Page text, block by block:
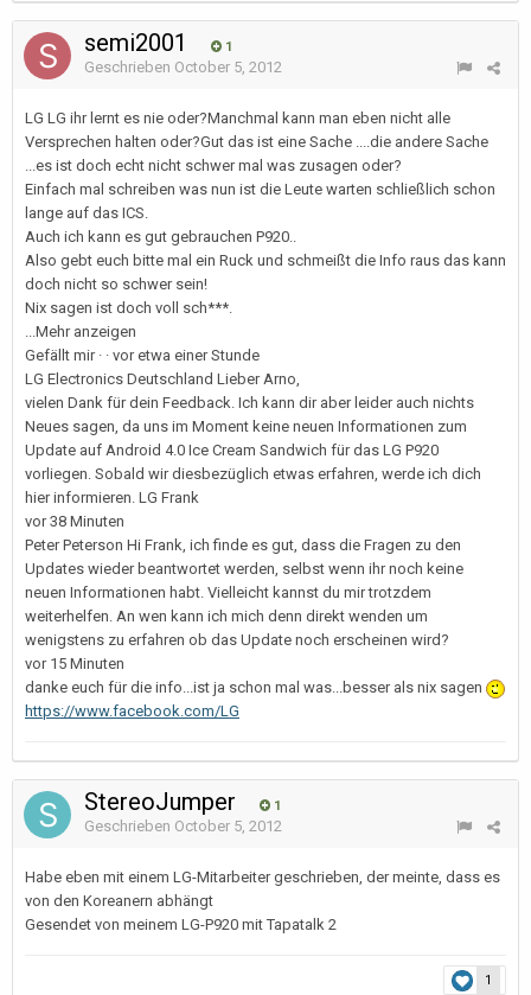
semi2001 1
Geschrieben October 5, 2012
LG LG ihr lernt es nie oder?Manchmal kann man eben nicht alle
Versprechen halten oder?Gut das ist eine Sache ....die andere Sache
...es ist doch echt nicht schwer mal was zusagen oder?
Einfach mal schreiben was nun ist die Leute warten schließlich schon
lange auf das ICS.
Auch ich kann es gut gebrauchen P920..
Also gebt euch bitte mal ein Ruck und schmeißt die Info raus das kann
doch nicht so schwer sein!
Nix sagen ist doch voll sch***.
...Mehr anzeigen
Gefällt mir · · vor etwa einer Stunde
LG Electronics Deutschland Lieber Arno,
vielen Dank für dein Feedback. Ich kann dir aber leider auch nichts
Neues sagen, da uns im Moment keine neuen Informationen zum
Update auf Android 4.0 Ice Cream Sandwich für das LG P920
vorliegen. Sobald wir diesbezüglich etwas erfahren, werde ich dich
hier informieren. LG Frank
vor 38 Minuten
Peter Peterson Hi Frank, ich finde es gut, dass die Fragen zu den
Updates wieder beantwortet werden, selbst wenn ihr noch keine
neuen Informationen habt. Vielleicht kannst du mir trotzdem
weiterhelfen. An wen kann ich mich denn direkt wenden um
wenigstens zu erfahren ob das Update noch erscheinen wird?
vor 15 Minuten
danke euch für die info...ist ja schon mal was...besser als nix sagen
https://www.facebook.com/LG
StereoJumper 1
Geschrieben October 5, 2012
Habe eben mit einem LG-Mitarbeiter geschrieben, der meinte, dass es
von den Koreanern abhängt
Gesendet von meinem LG-P920 mit Tapatalk 2
1